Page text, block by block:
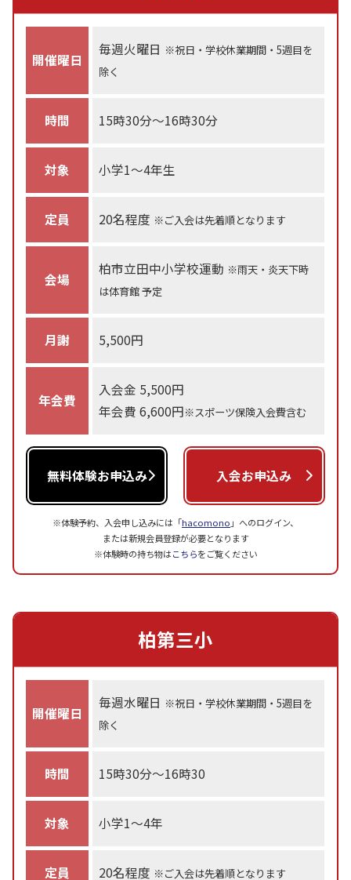
開催曜日
毎週火曜日 ※祝日・学校休業期間・5週目を
除く
時間 15時30分～16時30分
対象 小学1～4年生
定員 20名程度 ※ご入会は先着順となります
会場
柏市立田中小学校運動 ※雨天・炎天下時
は体育館 予定
月謝 5,500円
年会費
入会金 5,500円
年会費 6,600円※スポーツ保険入会費含む
無料体験お申込み 入会お申込み
※体験予約、入会申し込みには「hacomono 」へのログイン、
または新規会員登録が必要となります
※体験時の持ち物はこちらをご覧ください
開催曜日
毎週水曜日 ※祝日・学校休業期間・5週目を
除く
時間 15時30分～16時30
対象 小学1～4年
定員 20名程度 ※ご入会は先着順となります
柏第三小